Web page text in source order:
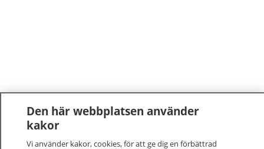
Den här webbplatsen använder
kakor
Vi använder kakor, cookies, för att ge dig en förbättrad